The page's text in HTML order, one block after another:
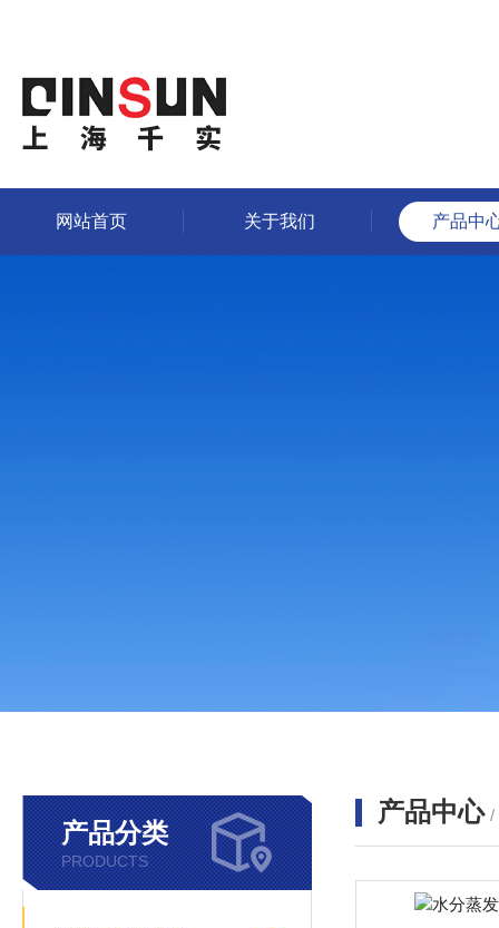
网站首页 关于我们 产品中
产品分类
PRODUCTS
产品中心 /